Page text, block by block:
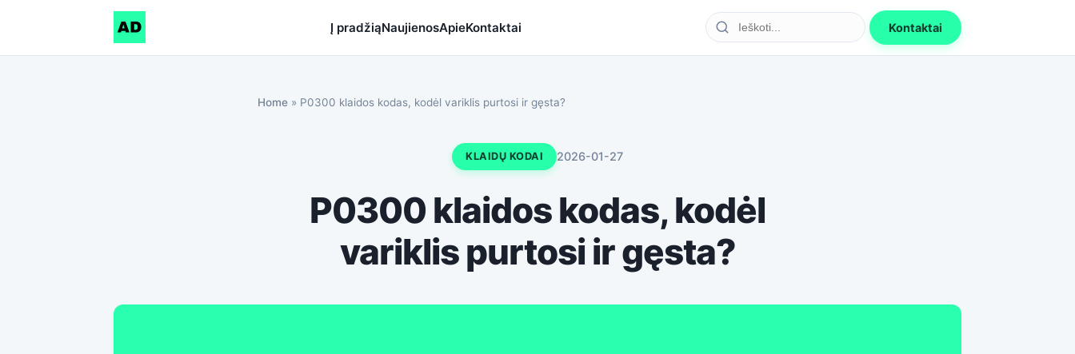
Į pradžiąNaujienosApieKontaktai Kontaktai
Home » P0300 klaidos kodas, kodėl variklis purtosi ir gęsta?
KLAIDŲ KODAI 2026-01-27
P0300 klaidos kodas, kodėl
variklis purtosi ir gęsta?